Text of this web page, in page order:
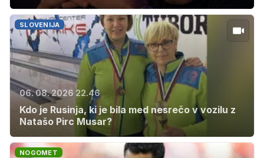
SLOVENIJA
06. 08. 2026 22.46
Kdo je Rusinja, ki je bila med nesrečo v vozilu z
Natašo Pirc Musar?
NOGOMET